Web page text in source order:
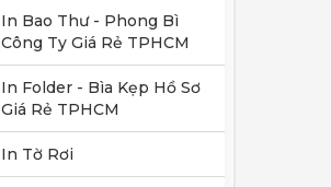
In Bao Thư - Phong Bì
Công Ty Giá Rẻ TPHCM
In Folder - Bìa Kẹp Hồ Sơ
Giá Rẻ TPHCM
In Tờ Rơi